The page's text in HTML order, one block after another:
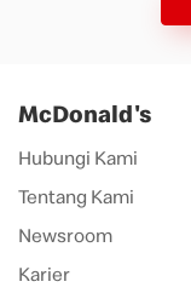
McDonald's
Hubungi Kami
Tentang Kami
Newsroom
Karier